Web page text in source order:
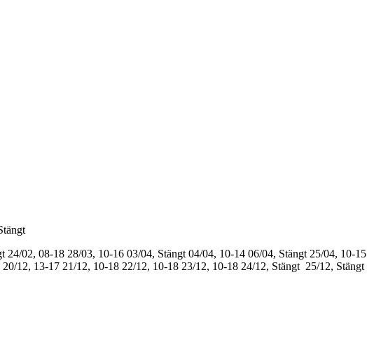
24/02, 08-18 28/03, 10-16 03/04, Stängt 04/04, 10-14 06/04, Stängt 25/04, 10-15
20/12, 13-17 21/12, 10-18 22/12, 10-18 23/12, 10-18 24/12, Stängt 25/12, Stängt